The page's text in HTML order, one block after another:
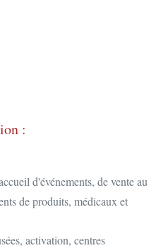
:
d'événements, de vente au
de produits, médicaux et
activation, centres